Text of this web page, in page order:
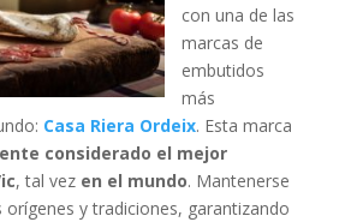
con una de las
marcas de
embutidos
más
Casa Riera Ordeix. Esta marca
considerado el mejor
, tal vez en el mundo. Mantenerse
orígenes y tradiciones, garantizando